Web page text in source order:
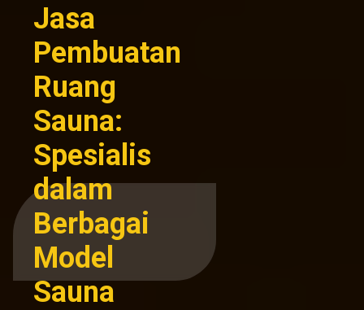
Jasa
Pembuatan
Ruang
Sauna:
Spesialis
dalam
Berbagai
Model
Sauna